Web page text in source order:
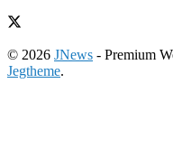
© 2026 JNews - Premium
Jegtheme.